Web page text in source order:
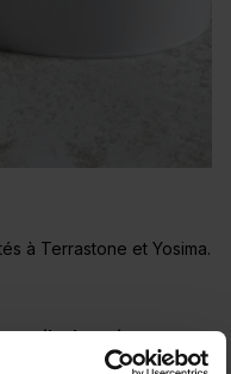
à Terrastone et Yosima.
de traitement et
base de